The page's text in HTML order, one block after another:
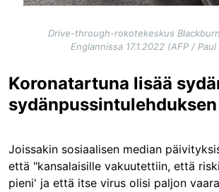
Drive-through-rokotekeskus
Englannissa 17.1.2022 (AFP / Paul
Koronatartuna lisää
Joissakin sosiaalisen median
että "kansalaisille vakuutettiin, että
pieni' ja että itse virus olisi paljon